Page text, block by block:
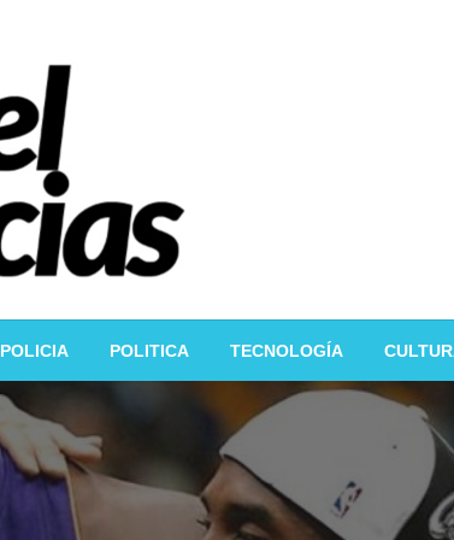
POLICIA POLITICA TECNOLOGÍA